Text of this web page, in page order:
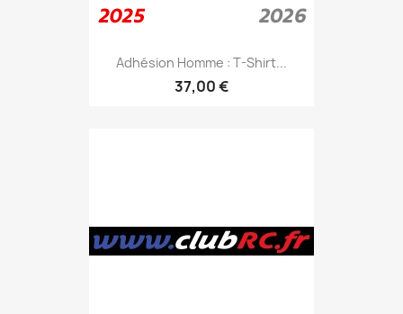
Adhésion Homme : T-Shirt...
37,00 €